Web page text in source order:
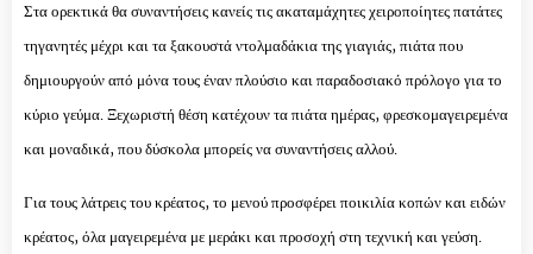
Στα ορεκτικά θα συναντήσεις κανείς τις ακαταμάχητες χειροποίητες πατάτες
τηγανητές μέχρι και τα ξακουστά ντολμαδάκια της γιαγιάς, πιάτα που
δημιουργούν από μόνα τους έναν πλούσιο και παραδοσιακό πρόλογο για το
κύριο γεύμα. Ξεχωριστή θέση κατέχουν τα πιάτα ημέρας, φρεσκομαγειρεμένα
και μοναδικά, που δύσκολα μπορείς να συναντήσεις αλλού.
Για τους λάτρεις του κρέατος, το μενού προσφέρει ποικιλία κοπών και ειδών
κρέατος, όλα μαγειρεμένα με μεράκι και προσοχή στη τεχνική και γεύση.